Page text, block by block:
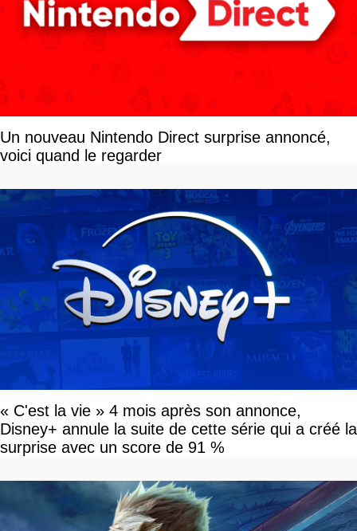
Un nouveau Nintendo Direct surprise annoncé,
voici quand le regarder
« C'est la vie » 4 mois après son annonce,
Disney+ annule la suite de cette série qui a créé la
surprise avec un score de 91 %